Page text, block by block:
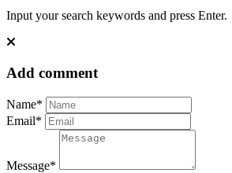
Input your search keywords and press Enter.
Add comment
Name*
Email*
Message*